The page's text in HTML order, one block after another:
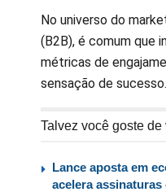
No universo do
(B2B), é comum que
métricas de
sensação de sucesso.
Talvez você goste de
Lance aposta em
acelera